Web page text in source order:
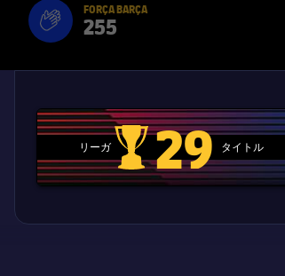
Força Barça
label.aria.forcabarca
FORÇA BARÇA
label.aria.fire
255
リーガ
La Liga trophy
29 タイトル